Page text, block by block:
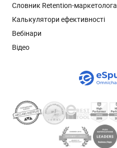
Словник Retention-маркетолога
Калькулятори ефективності
Вебінари
Відео